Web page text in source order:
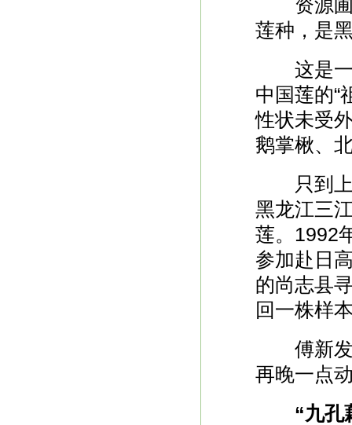
资源圃
莲种，是
这是一
中国莲的“
性状未受
鹅掌楸、
只到上
黑龙江三
莲。1992
参加赴日
的尚志县
回一株样
傅新发
再晚一点
“九孔